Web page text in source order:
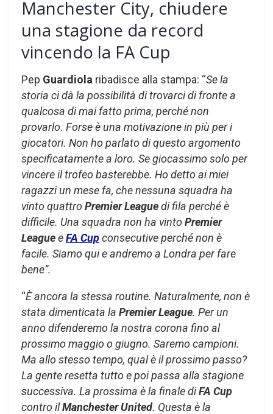
Manchester City, chiudere
una stagione da record
vincendo la FA Cup
Pep Guardiola ribadisce alla stampa: “Se la
storia ci dà la possibilità di trovarci di fronte a
qualcosa di mai fatto prima, perché non
provarlo. Forse è una motivazione in più per i
giocatori. Non ho parlato di questo argomento
specificatamente a loro. Se giocassimo solo per
vincere il trofeo basterebbe. Ho detto ai miei
ragazzi un mese fa, che nessuna squadra ha
vinto quattroPremier Leaguedi fila perché è
difficile. Una squadra non ha vintoPremier
LeagueeFA Cupconsecutive perché non è
facile. Siamo qui e andremo a Londra per fare
bene”.
“È ancora la stessa routine. Naturalmente, non è
stata dimenticata la Premier League. Per un
anno difenderemo la nostra corona fino al
prossimo maggio o giugno. Saremo campioni.
Ma allo stesso tempo, qual è il prossimo passo?
La gente resetta tutto e poi passa alla stagione
successiva. La prossima è la finale diFA Cup
contro ilManchester United. Questa è la